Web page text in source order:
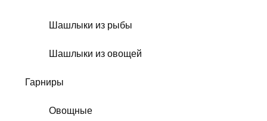
Шашлыки из рыбы
Шашлыки из овощей
Гарниры
Овощные